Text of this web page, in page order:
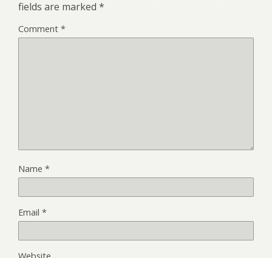
fields are marked *
Comment *
Name *
Email *